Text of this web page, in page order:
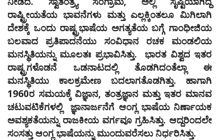
ರಾಷ್ಟ್ರೀಯತೆಯ ಭಾವನೆಗಳು ಮತ್ತು ಎಲ್ಲಕ್ಕಿಂತಲೂ ಮಿಗಿಲಾಗಿ
ದೇಶಕ್ಕೆ ಒಂದು ರಾಷ್ಟ್ರಭಾಷೆಯ ಅಗತ್ಯತೆಯ ಬಗ್ಗೆ ಗಾಂಧೀಜಿಯ
ಬಲವಾದ ಪ್ರತಿಪಾದನೆಯು ಸಂವಿಧಾನ ರಚಕ ಮಂಡಲಿಯ
ಮನಸ್ಥಿತಿಯನ್ನು ಮೂಲತಃ ಪ್ರಭಾವಿಸಿತ್ತು. ಭಾರತ ವಿಶ್ವದ ಇತರ
ರಾಷ್ಟ್ರಗಳೊಡನೆ ಒಡನಾಟದಲ್ಲಿ ತೊಡಗಿದಂತೆಲ್ಲಾ ಈ
ಮನಸ್ಥಿತಿಯು ಕಾಲಕ್ರಮೇಣ ಬದಲಾಗತೊಡಗಿತ್ತು. ಹಾಗಾಗಿ
1960ರ ಸಮಯಕ್ಕೆ ವಿಜ್ಞಾನ, ತಂತ್ರಜ್ಞಾನ ಮತ್ತು ಇತರ ಮಾನವ
ಚಟುವಟಿಕೆಗಳಲ್ಲಿ ಜ್ಞಾನಾರ್ಜನೆಗೆ ಆಂಗ್ಲ ಭಾಷೆಯ ನಿರ್ಣಾಯಕ
ಅವಶ್ಯಕತೆಯನ್ನು ರಾಜಕೀಯ ವರ್ಗವೂ ಗ್ರಹಿಸಿತ್ತು. ಆದ್ದರಿಂದಲೇ
ಸಂಸತ್ತು ಆಂಗ್ಲ ಭಾಷೆಯನ್ನು ಮುಂದುವರೆಸಲು ನಿರ್ಧರಿಸಿತ್ತು.